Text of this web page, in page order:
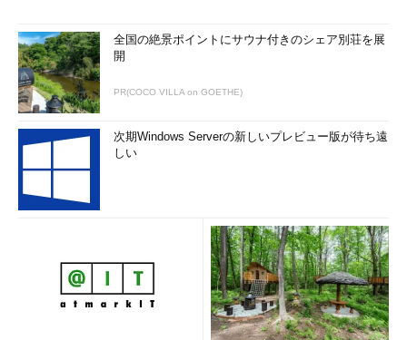
ログ項目の選択
ここではログファイルの記録する項目や、ログフ
ァイルの場所などの設定を行う。デフォルトでは
いずれもオフになっている。
（1）IASサーバに対する接続／切断の要求。
（2）ユーザーアカウントの認証の要求と結
（3）より詳細な内部情報のロギング指定。こ
れをオンにすると大量のログが記録されるので、
デバッグ時以外はオフにしておくのがよい。
ログファイルの場所や記録形式、記録期
間などを設定する。デフォルトでは1月ごとに1フ
以上でRADIUSサーバの設定は完了である。あとはRADIUSク
全国の絶景ポイントにサウナ付きのシェア別荘を展
開
PR(COCO VILLA on GOETHE)
次期Windows Serverの新しいプレビュー版が待ち遠
しい